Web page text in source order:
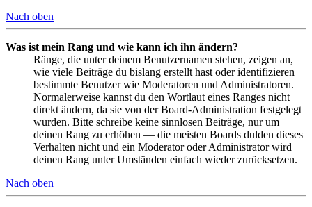
Nach oben
Was ist mein Rang und wie kann ich ihn ändern?
Ränge, die unter deinem Benutzernamen stehen, zeigen an,
wie viele Beiträge du bislang erstellt hast oder identifizieren
bestimmte Benutzer wie Moderatoren und Administratoren.
Normalerweise kannst du den Wortlaut eines Ranges nicht
direkt ändern, da sie von der Board-Administration festgelegt
wurden. Bitte schreibe keine sinnlosen Beiträge, nur um
deinen Rang zu erhöhen — die meisten Boards dulden dieses
Verhalten nicht und ein Moderator oder Administrator wird
deinen Rang unter Umständen einfach wieder zurücksetzen.
Nach oben